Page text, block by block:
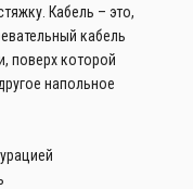
Кабель – это,
кабель
поверх которой
напольное